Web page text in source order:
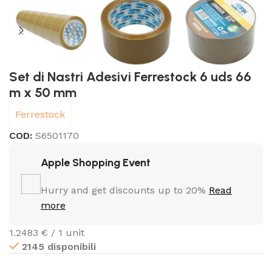
Set di Nastri Adesivi Ferrestock 6 uds 66
m x 50 mm
Ferrestock
COD:S6501170
Apple Shopping Event
Hurry and get discounts up to 20% Read
more
1.2483 € / 1 unit
2145 disponibili